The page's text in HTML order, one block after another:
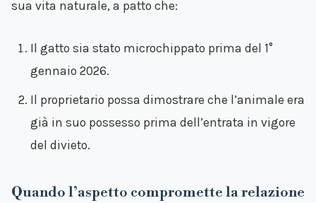
sua vita naturale, a patto che:
Il gatto sia stato microchippato prima del 1°
gennaio 2026.
Il proprietario possa dimostrare che l’animale era
già in suo possesso prima dell’entrata in vigore
del divieto.
Quando l’aspetto compromette la relazione